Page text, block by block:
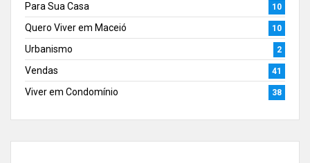
Para Sua Casa 10
Quero Viver em Maceió 10
Urbanismo 2
Vendas 41
Viver em Condomínio 38